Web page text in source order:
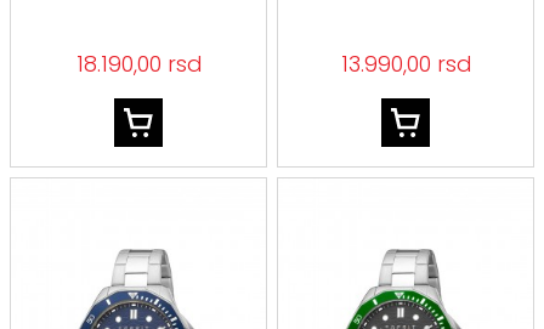
18.190,00 rsd 13.990,00 rsd